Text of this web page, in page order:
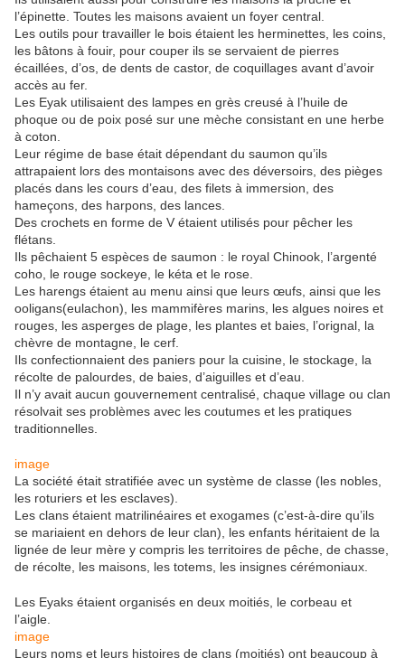
l’épinette. Toutes les maisons avaient un foyer central.
Les outils pour travailler le bois étaient les herminettes, les coins,
les bâtons à fouir, pour couper ils se servaient de pierres
écaillées, d’os, de dents de castor, de coquillages avant d’avoir
accès au fer.
Les Eyak utilisaient des lampes en grès creusé à l’huile de
phoque ou de poix posé sur une mèche consistant en une herbe
à coton.
Leur régime de base était dépendant du saumon qu’ils
attrapaient lors des montaisons avec des déversoirs, des pièges
placés dans les cours d’eau, des filets à immersion, des
hameçons, des harpons, des lances.
Des crochets en forme de V étaient utilisés pour pêcher les
flétans.
Ils pêchaient 5 espèces de saumon : le royal Chinook, l’argenté
coho, le rouge sockeye, le kéta et le rose.
Les harengs étaient au menu ainsi que leurs œufs, ainsi que les
ooligans(eulachon), les mammifères marins, les algues noires et
rouges, les asperges de plage, les plantes et baies, l’orignal, la
chèvre de montagne, le cerf.
Ils confectionnaient des paniers pour la cuisine, le stockage, la
récolte de palourdes, de baies, d’aiguilles et d’eau.
Il n’y avait aucun gouvernement centralisé, chaque village ou clan
résolvait ses problèmes avec les coutumes et les pratiques
traditionnelles.
image
La société était stratifiée avec un système de classe (les nobles,
les roturiers et les esclaves).
Les clans étaient matrilinéaires et exogames (c’est-à-dire qu’ils
se mariaient en dehors de leur clan), les enfants héritaient de la
lignée de leur mère y compris les territoires de pêche, de chasse,
de récolte, les maisons, les totems, les insignes cérémoniaux.
Les Eyaks étaient organisés en deux moitiés, le corbeau et
l’aigle.
image
Leurs noms et leurs histoires de clans (moitiés) ont beaucoup à